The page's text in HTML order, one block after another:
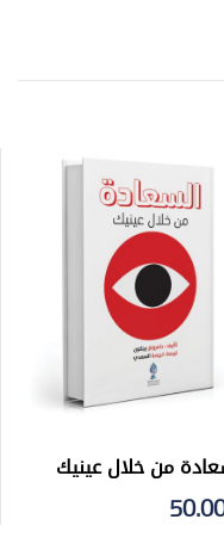
من خلال عينيك